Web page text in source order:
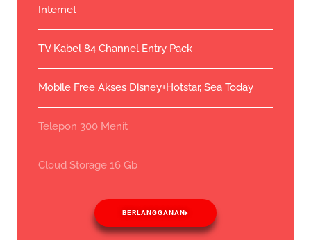
Internet
TV Kabel 84 Channel Entry Pack
Mobile Free Akses Disney+Hotstar, Sea Today
Telepon 300 Menit
Cloud Storage 16 Gb
BERLANGGANAN